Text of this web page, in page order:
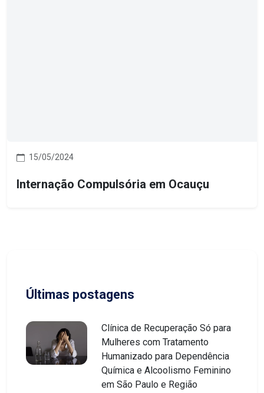
15/05/2024
Internação Compulsória em Ocauçu
Últimas postagens
Clínica de Recuperação Só para
Mulheres com Tratamento
Humanizado para Dependência
Química e Alcoolismo Feminino
em São Paulo e Região